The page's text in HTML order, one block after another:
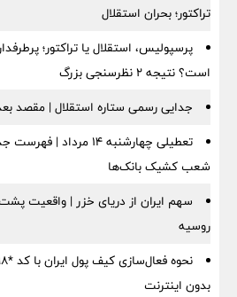
تراکتور؛ بحران استقلال
پرسپولیس، استقلال یا تراکتور؛
است؟ نتیجه ۲ نظرسنجی بزرگ
جدایی رسمی ستاره استقلال | مقصد
تعطیلی چهارشنبه ۱۴
شعب کشیک بانک‌ها
سهم ایران از دریای خزر | واقعیت
روسیه
بدون اینترنت